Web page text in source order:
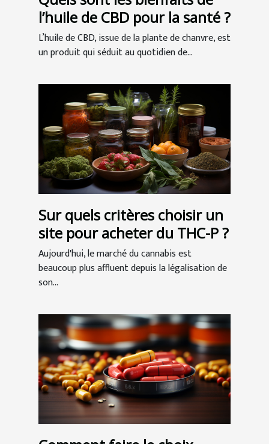
l’huile de CBD pour la santé ?
L’huile de CBD, issue de la plante de chanvre, est
un produit qui séduit au quotidien de...
Sur quels critères choisir un
site pour acheter du THC-P ?
Aujourd'hui, le marché du cannabis est
beaucoup plus affluent depuis la légalisation de
son...